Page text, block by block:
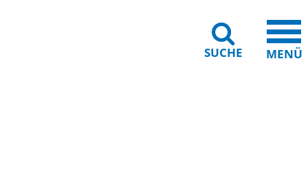
SUCHE MENÜ